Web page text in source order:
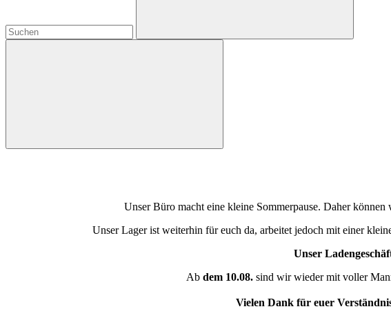
Unser Büro macht eine kleine Sommerpause. Daher
Unser Lager ist weiterhin für euch da, arbeitet jedoch mit einer
Unser
Ab dem 10.08.sind wir wieder mit voller
Vielen Dank für euer